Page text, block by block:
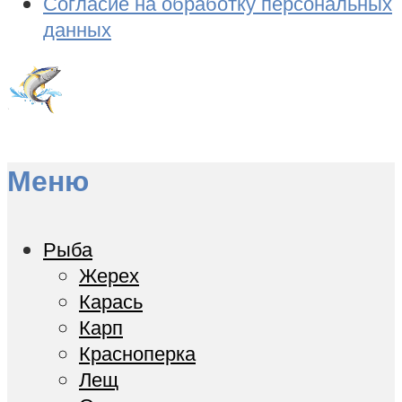
данных
Меню
Рыба
Жерех
Карась
Карп
Красноперка
Лещ